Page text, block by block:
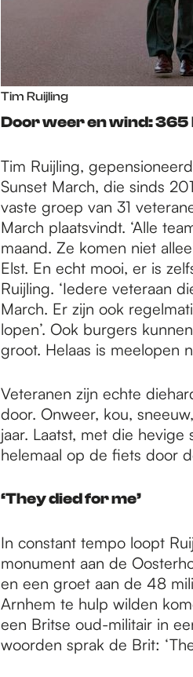
Tim Ruijling
Door weer en wind:
Tim Ruijling,
Sunset March, die sinds
vaste groep van 31
March plaatsvindt. ‘Alle
maand. Ze komen niet
Elst. En echt mooi, er is
Ruijling. ‘Iedere veteraan
March. Er zijn ook
lopen’. Ook burgers
groot. Helaas is meelopen
Veteranen zijn echte
door. Onweer, kou,
jaar. Laatst, met die
helemaal op de fiets door
‘They died for me’
In constant tempo loopt
monument aan de
en een groet aan de 48
Arnhem te hulp wilden
een Britse oud-militair in
woorden sprak de Brit: